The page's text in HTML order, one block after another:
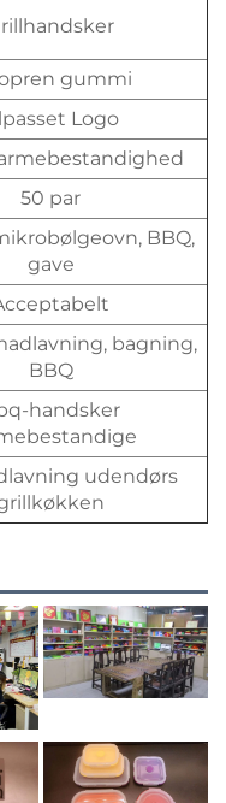
gummi
Logo
50 par
BBQ,
gave
bagning,
BBQ
handsker
udendørs